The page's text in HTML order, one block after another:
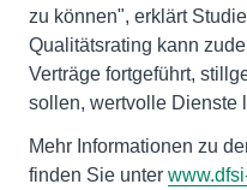
zu können", erklärt
Qualitätsrating kann
Verträge fortgeführt,
sollen, wertvolle Dienste
Mehr Informationen zu
finden Sie unter